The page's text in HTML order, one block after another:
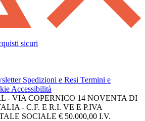
sicuri
Spedizioni e Resi Termini e
Accessibilità
- VIA COPERNICO 14 NOVENTA DI
- C.F. E R.I. VE E P.IVA
SOCIALE € 50.000,00 I.V.